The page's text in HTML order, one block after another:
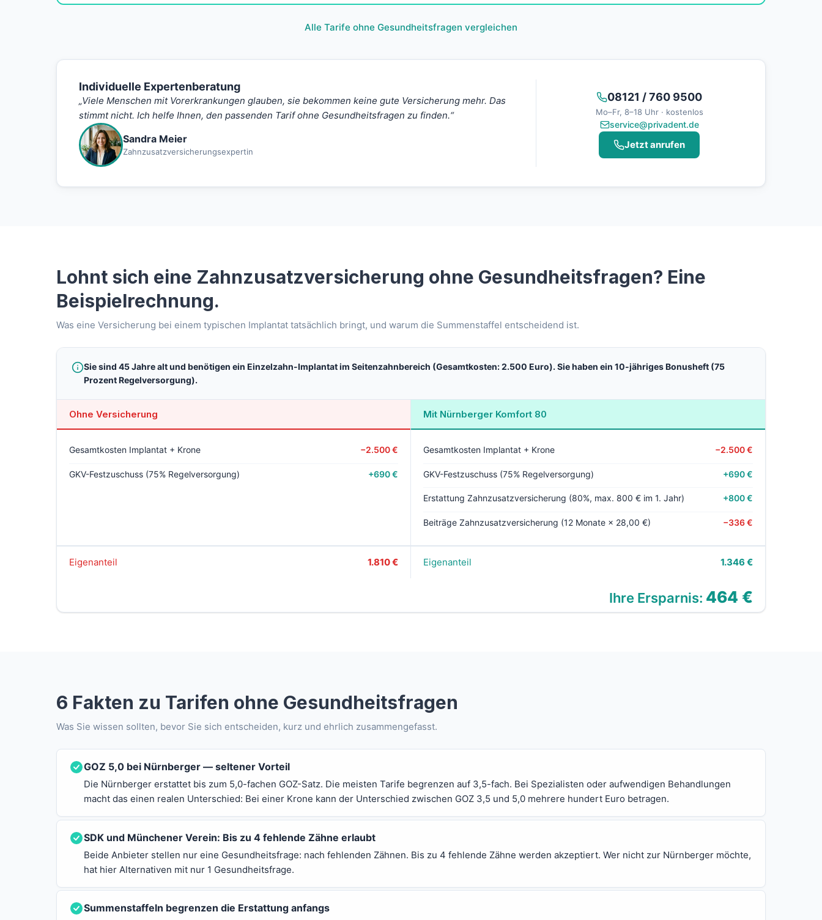
Alle Tarife ohne Gesundheitsfragen vergleichen
Individuelle Expertenberatung
„Viele Menschen mit Vorerkrankungen glauben, sie bekommen keine gute Versicherung mehr. Das
stimmt nicht. Ich helfe Ihnen, den passenden Tarif ohne Gesundheitsfragen zu finden.“
Sandra Meier
Zahnzusatzversicherungsexpertin
08121 / 760 9500
Mo–Fr, 8–18 Uhr · kostenlos
service@privadent.de
Jetzt anrufen
Lohnt sich eine Zahnzusatzversicherung ohne Gesundheitsfragen? Eine
Beispielrechnung.
Was eine Versicherung bei einem typischen Implantat tatsächlich bringt, und warum die Summenstaffel entscheidend ist.
Sie sind 45 Jahre alt und benötigen ein Einzelzahn-Implantat im Seitenzahnbereich (Gesamtkosten: 2.500 Euro). Sie haben ein 10-jähriges Bonusheft (75
Prozent Regelversorgung).
Ohne Versicherung
Gesamtkosten Implantat + Krone −2.500 €
GKV-Festzuschuss (75% Regelversorgung) +690 €
Eigenanteil 1.810 €
Mit Nürnberger Komfort 80
Gesamtkosten Implantat + Krone −2.500 €
GKV-Festzuschuss (75% Regelversorgung) +690 €
Erstattung Zahnzusatzversicherung (80%, max. 800 € im 1. Jahr) +800 €
Beiträge Zahnzusatzversicherung (12 Monate × 28,00 €) −336 €
Eigenanteil 1.346 €
Ihre Ersparnis: 464 €
6 Fakten zu Tarifen ohne Gesundheitsfragen
Was Sie wissen sollten, bevor Sie sich entscheiden, kurz und ehrlich zusammengefasst.
GOZ 5,0 bei Nürnberger — seltener Vorteil
Die Nürnberger erstattet bis zum 5,0-fachen GOZ-Satz. Die meisten Tarife begrenzen auf 3,5-fach. Bei Spezialisten oder aufwendigen Behandlungen
macht das einen realen Unterschied: Bei einer Krone kann der Unterschied zwischen GOZ 3,5 und 5,0 mehrere hundert Euro betragen.
SDK und Münchener Verein: Bis zu 4 fehlende Zähne erlaubt
Beide Anbieter stellen nur eine Gesundheitsfrage: nach fehlenden Zähnen. Bis zu 4 fehlende Zähne werden akzeptiert. Wer nicht zur Nürnberger möchte,
hat hier Alternativen mit nur 1 Gesundheitsfrage.
Summenstaffeln begrenzen die Erstattung anfangs